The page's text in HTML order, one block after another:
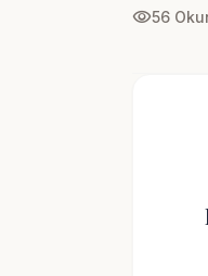
visibility56